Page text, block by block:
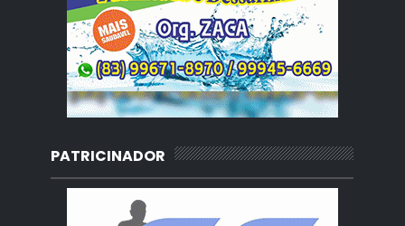
PATRICINADOR